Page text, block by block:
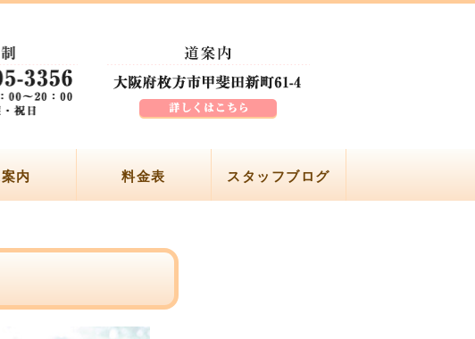
内 料金表 スタッフブログ